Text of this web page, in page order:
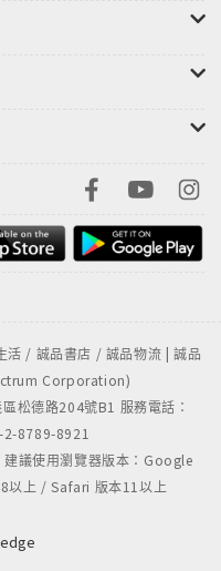
它能對各式各樣的人
，體內的淋巴、血
同時正確維持體位的
一定可「感同身
提昇練習時的安全性
功倍的效果。相反
能會受傷，因此若看
的朋友或是瑜伽老
適地進入瑜伽的世
/ 誠品書店 / 誠品物流 | 誠品
Corporation)
松德路204號B1 服務電話：
8789-8921
議使用瀏覽器版本：Google
以上 / Safari 版本11以上